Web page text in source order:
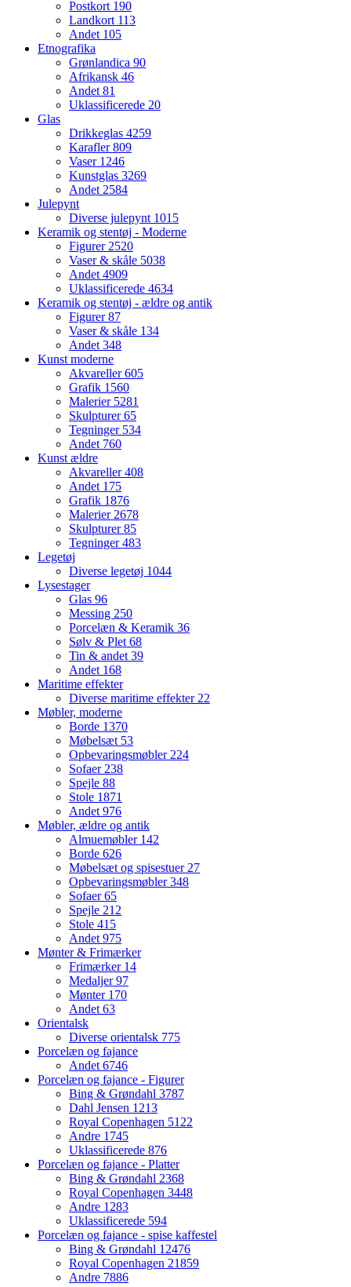
Postkort 190
Landkort 113
Andet 105
Etnografika
Grønlandica 90
Afrikansk 46
Andet81
Uklassificerede 20
Glas
Drikkeglas 4259
Karafler809
Vaser 1246
Kunstglas 3269
Andet2584
Julepynt
Diverse julepynt 1015
Keramik og stentøj - Moderne
Figurer2520
Vaser & skåle 5038
Andet4909
Uklassificerede 4634
Keramik og stentøj - ældre og antik
Figurer87
Vaser & skåle 134
Andet348
Kunst moderne
Akvareller605
Grafik 1560
Malerier 5281
Skulpturer65
Tegninger 534
Andet 760
Kunst ældre
Akvareller408
Andet 175
Grafik 1876
Malerier2678
Skulpturer85
Tegninger483
Legetøj
Diverse legetøj 1044
Lysestager
Glas 96
Messing 250
Porcelæn & Keramik 36
Sølv & Plet68
Tin & andet39
Andet 168
Maritime effekter
Diverse maritime effekter22
Møbler, moderne
Borde 1370
Møbelsæt 53
Opbevaringsmøbler224
Sofaer238
Spejle 88
Stole 1871
Andet976
Møbler, ældre og antik
Almuemøbler 142
Borde 626
Møbelsæt og spisestuer27
Opbevaringsmøbler348
Sofaer65
Spejle 212
Stole 415
Andet975
Mønter & Frimærker
Frimærker 14
Medaljer97
Mønter 170
Andet63
Orientalsk
Diverse orientalsk 775
Porcelæn og fajance
Andet6746
Porcelæn og fajance - Figurer
Bing & Grøndahl 3787
Dahl Jensen 1213
Royal Copenhagen 5122
Andre 1745
Uklassificerede 876
Porcelæn og fajance - Platter
Bing & Grøndahl 2368
Royal Copenhagen 3448
Andre 1283
Uklassificerede 594
Porcelæn og fajance - spise kaffestel
Bing & Grøndahl 12476
Royal Copenhagen 21859
Andre 7886